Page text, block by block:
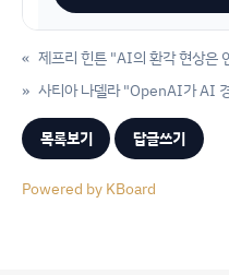
« 제프리 힌튼 "AI의 환각 현상은
사티아 나델라 "OpenAI가 AI
»
목록보기 답글쓰기
Powered by KBoard